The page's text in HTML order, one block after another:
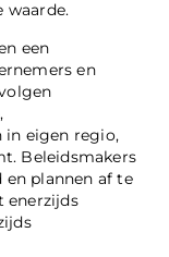
waarde.
een
en
in eigen regio,
Beleidsmakers
plannen af te
enerzijds